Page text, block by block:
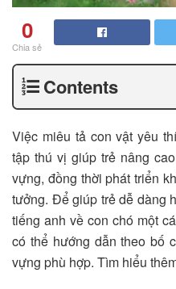
0
Chia sẻ
Contents
Việc miêu tả con vật yêu
tập thú vị giúp trẻ nâng
vựng, đồng thời phát triển
tưởng. Để giúp trẻ dễ dàng
tiếng anh về con chó một
có thể hướng dẫn theo bố
vựng phù hợp. Tìm hiểu